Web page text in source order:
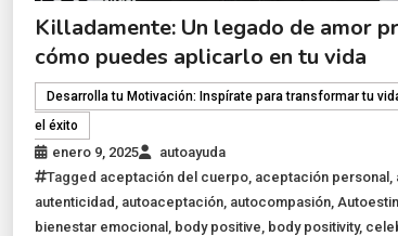
Killadamente: Un legado de amor
cómo puedes aplicarlo en tu vida
Desarrolla tu Motivación: Inspírate para transformar tu
el éxito
enero 9, 2025
autoayuda
Tagged aceptación del cuerpo aceptación personal
autenticidad autoaceptación autocompasión
bienestar emocional
body positive body positivity,